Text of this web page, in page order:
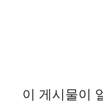
이 게시물이